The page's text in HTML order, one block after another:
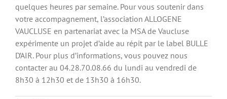
quelques heures par semaine. Pour vous soutenir dans
votre accompagnement, l’association ALLOGENE
VAUCLUSE en partenariat avec la MSA de Vaucluse
expérimente un projet d’aide au répit par le label BULLE
D’AIR. Pour plus d’informations, vous pouvez nous
contacter au 04.28.70.08.66 du lundi au vendredi de
8h30 à 12h30 et de 13h30 à 16h30.